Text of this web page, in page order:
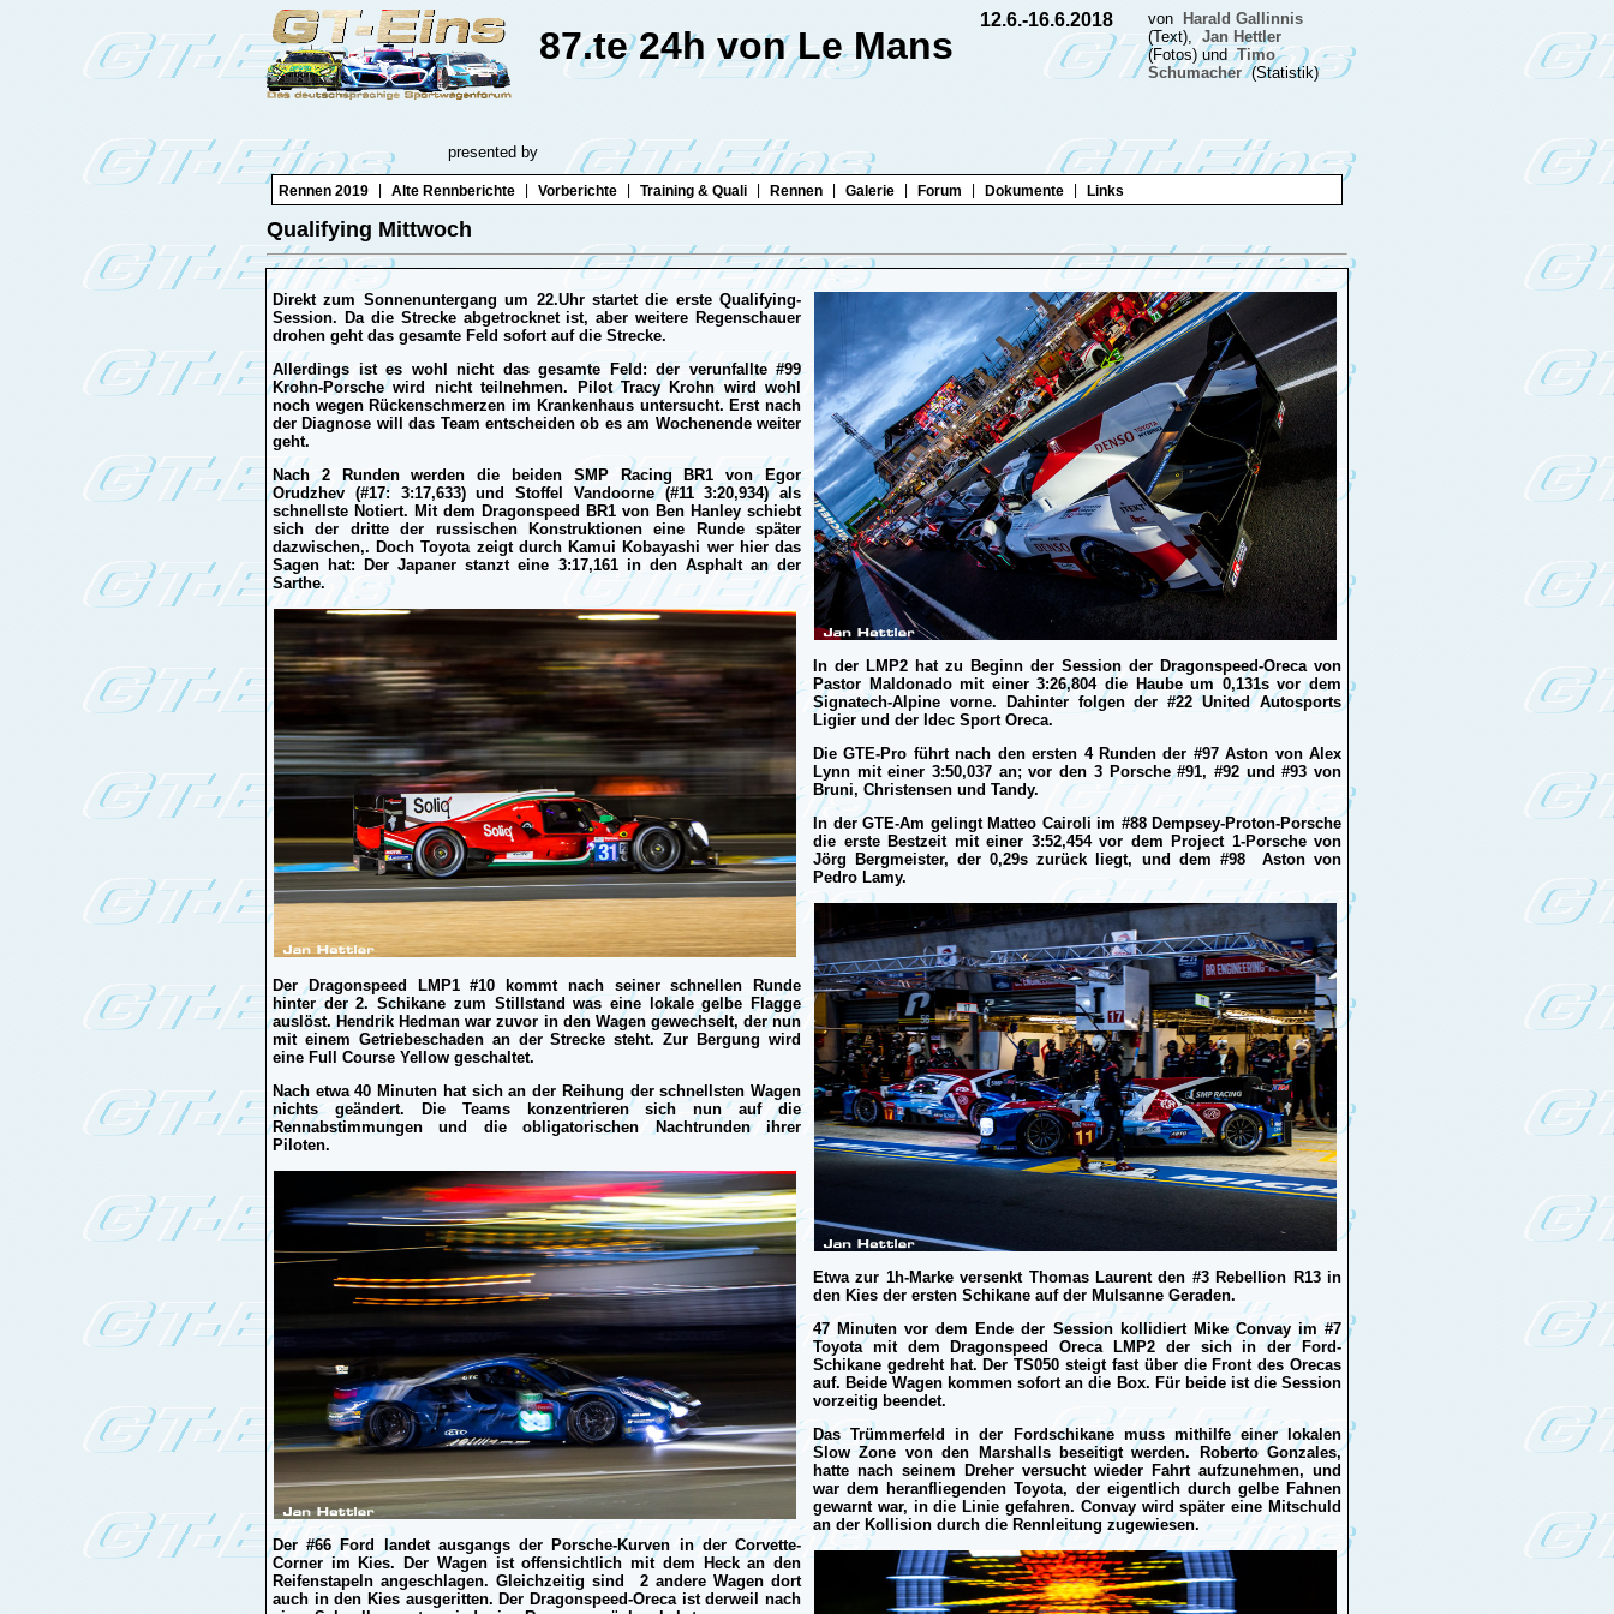
87.te 24h von Le Mans
12.6.-16.6.2018 von
Harald Gallinnis
(Text), Jan Hettler
(Fotos) und Timo
Schumacher (Statistik)
presented by
Rennen 2019 Alte Rennberichte Vorberichte Training & Quali Rennen Galerie Forum Dokumente Links
Qualifying Mittwoch
Direkt zum Sonnenuntergang um 22.Uhr startet die erste Qualifying-
Session. Da die Strecke abgetrocknet ist, aber weitere Regenschauer
drohen geht das gesamte Feld sofort auf die Strecke.
Allerdings ist es wohl nicht das gesamte Feld: der verunfallte #99
Krohn-Porsche wird nicht teilnehmen. Pilot Tracy Krohn wird wohl
noch wegen Rückenschmerzen im Krankenhaus untersucht. Erst nach
der Diagnose will das Team entscheiden ob es am Wochenende weiter
geht.
Nach 2 Runden werden die beiden SMP Racing BR1 von Egor
Orudzhev (#17: 3:17,633) und Stoffel Vandoorne (#11 3:20,934) als
schnellste Notiert. Mit dem Dragonspeed BR1 von Ben Hanley schiebt
sich der dritte der russischen Konstruktionen eine Runde später
dazwischen,. Doch Toyota zeigt durch Kamui Kobayashi wer hier das
Sagen hat: Der Japaner stanzt eine 3:17,161 in den Asphalt an der
Sarthe.
Der Dragonspeed LMP1 #10 kommt nach seiner schnellen Runde
hinter der 2. Schikane zum Stillstand was eine lokale gelbe Flagge
auslöst. Hendrik Hedman war zuvor in den Wagen gewechselt, der nun
mit einem Getriebeschaden an der Strecke steht. Zur Bergung wird
eine Full Course Yellow geschaltet.
Nach etwa 40 Minuten hat sich an der Reihung der schnellsten Wagen
nichts geändert. Die Teams konzentrieren sich nun auf die
Rennabstimmungen und die obligatorischen Nachtrunden ihrer
Piloten.
Der #66 Ford landet ausgangs der Porsche-Kurven in der Corvette-
Corner im Kies. Der Wagen ist offensichtlich mit dem Heck an den
Reifenstapeln angeschlagen. Gleichzeitig sind 2 andere Wagen dort
auch in den Kies ausgeritten. Der Dragonspeed-Oreca ist derweil nach
In der LMP2 hat zu Beginn der Session der Dragonspeed-Oreca von
Pastor Maldonado mit einer 3:26,804 die Haube um 0,131s vor dem
Signatech-Alpine vorne. Dahinter folgen der #22 United Autosports
Ligier und der Idec Sport Oreca.
Die GTE-Pro führt nach den ersten 4 Runden der #97 Aston von Alex
Lynn mit einer 3:50,037 an; vor den 3 Porsche #91, #92 und #93 von
Bruni, Christensen und Tandy.
In der GTE-Am gelingt Matteo Cairoli im #88 Dempsey-Proton-Porsche
die erste Bestzeit mit einer 3:52,454 vor dem Project 1-Porsche von
Jörg Bergmeister, der 0,29s zurück liegt, und dem #98 Aston von
Pedro Lamy.
Etwa zur 1h-Marke versenkt Thomas Laurent den #3 Rebellion R13 in
den Kies der ersten Schikane auf der Mulsanne Geraden.
47 Minuten vor dem Ende der Session kollidiert Mike Convay im #7
Toyota mit dem Dragonspeed Oreca LMP2 der sich in der Ford-
Schikane gedreht hat. Der TS050 steigt fast über die Front des Orecas
auf. Beide Wagen kommen sofort an die Box. Für beide ist die Session
vorzeitig beendet.
Das Trümmerfeld in der Fordschikane muss mithilfe einer lokalen
Slow Zone von den Marshalls beseitigt werden. Roberto Gonzales,
hatte nach seinem Dreher versucht wieder Fahrt aufzunehmen, und
war dem heranfliegenden Toyota, der eigentlich durch gelbe Fahnen
gewarnt war, in die Linie gefahren. Convay wird später eine Mitschuld
an der Kollision durch die Rennleitung zugewiesen.